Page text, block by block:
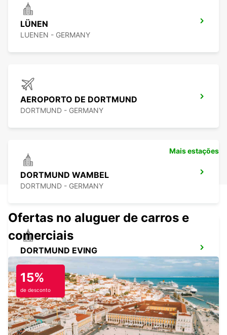
LÜNEN
LUENEN - GERMANY
AEROPORTO DE DORTMUND
DORTMUND - GERMANY
DORTMUND WAMBEL
DORTMUND - GERMANY
DORTMUND EVING
DORTMUND - GERMANY
DORTMUND DORSTFELD
Mais estações
Ofertas no aluguer de carros e
comerciais
15%
de desconto